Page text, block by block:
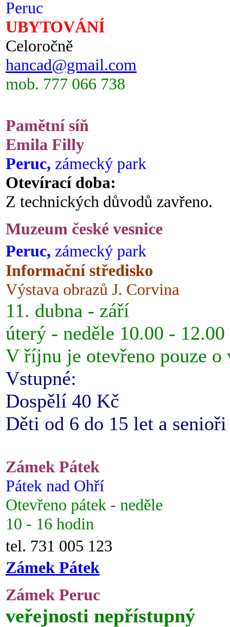
Peruc
UBYTOVÁNÍ
Celoročně
hancad@gmail.com
mob. 777 066 738
Pamětní síň
Emila Filly
Peruc, zámecký park
Otevírací doba:
Z technických důvodů zavřeno.
Muzeum české vesnice
Peruc, zámecký park
Informační středisko
Výstava obrazů J. Corvina
11. dubna - září
úterý - neděle 10.00 -
V říjnu je otevřeno pouze o
Vstupné:
Dospělí 40 Kč
Děti od 6 do 15 let a
Zámek Pátek
Pátek nad Ohří
Otevřeno pátek - neděle
10 - 16 hodin
tel. 731 005 123
Zámek Pátek
Zámek Peruc
veřejnosti nepřístupný